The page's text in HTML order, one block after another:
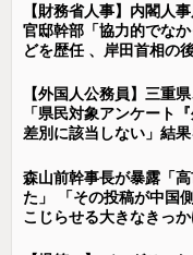
【財務省人事】内閣人
官邸幹部「協力的でな
どを歴任 、岸田首相の
【外国人公務員】三重
「県民対象アンケート
差別に該当しない」結
森山前幹事長が暴露「
た」 「その投稿が中国
こじらせる大きなきっか